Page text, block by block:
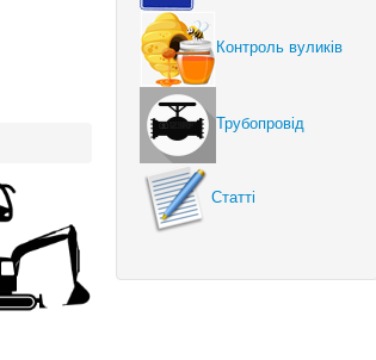
Контроль вуликів
Трубопровід
Статті